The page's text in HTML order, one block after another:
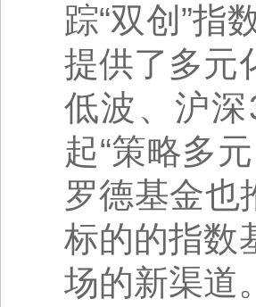
踪“双创”指
提供了多元
低波、沪
起“策略多
罗德基金也
标的的指数
场的新渠道。